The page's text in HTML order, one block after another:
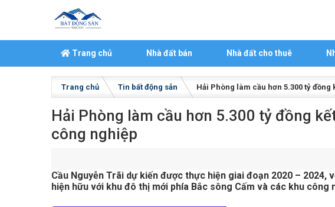
Trang chủ Nhà đất bán Nhà đất cho thuê
Trang chủ Tin bất động sản Hải Phòng làm cầu hơn 5.300 tỷ
Hải Phòng làm cầu hơn 5.300 tỷ đồng
công nghiệp
Cầu Nguyễn Trãi dự kiến được thực hiện giai đoạn 2020 – 2024,
hiện hữu với khu đô thị mới phía Bắc sông Cấm và các khu công